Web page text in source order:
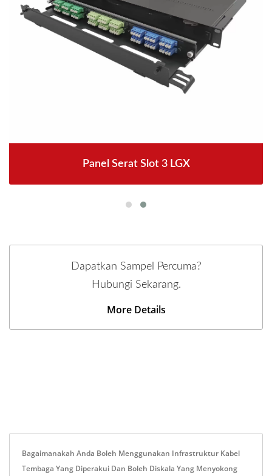
Panel Serat Slot 3 LGX
Dapatkan Sampel Percuma?
Hubungi Sekarang.
More Details
Bagaimanakah Anda Boleh Menggunakan Infrastruktur Kabel
Tembaga Yang Diperakui Dan Boleh Diskala Yang Menyokong